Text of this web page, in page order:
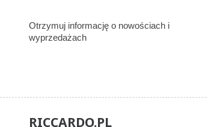
Otrzymuj informację o nowościach i
wyprzedażach
RICCARDO.PL